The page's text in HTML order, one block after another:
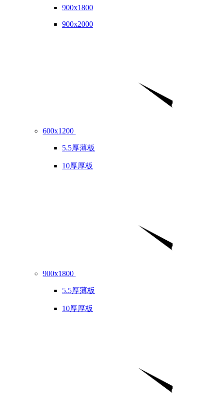
900x1800
900x2000
600x1200
5.5厚薄板
10厚厚板
900x1800
5.5厚薄板
10厚厚板